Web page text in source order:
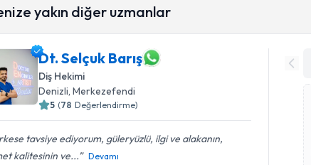
yakın diğer uzmanlar
Dt. Selçuk Barış
Diş Hekimi
Denizli, Merkezefendi
5 (78 Değerlendirme)
tavsiye ediyorum, güleryüzlü, ilgi ve alakanın,
kalitesinin ve...
Devamı